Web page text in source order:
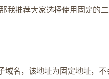
我推荐大家选择使用固定的
域名，该地址为固定地址，